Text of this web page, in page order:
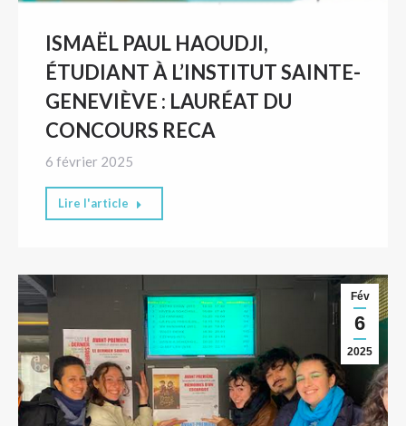
ISMAËL PAUL HAOUDJI,
ÉTUDIANT À L’INSTITUT SAINTE-
GENEVIÈVE : LAURÉAT DU
CONCOURS RECA
6 février 2025
Lire l'article
Fév
6
2025